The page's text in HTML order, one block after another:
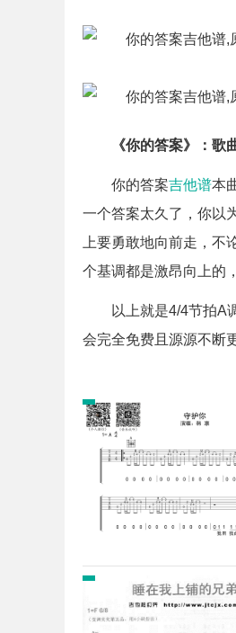
《你的答案》：歌
你的答案吉他谱本
一个答案太久了，你以
上要勇敢地向前走，
个基调都是激昂向上的
以上就是4/4节拍A
会完全免费且源源不断